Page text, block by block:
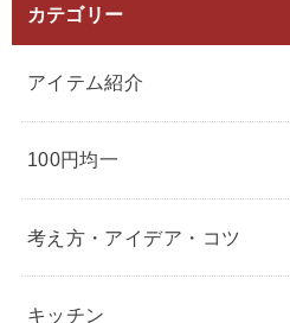
カテゴリー
アイテム紹介
100円均一
考え方・アイデア・コツ
キッチン